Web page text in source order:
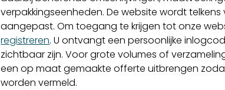
verpakkingseenheden. De website wordt
aangepast. Om toegang te krijgen tot onze
registreren. U ontvangt een persoonlijke
zichtbaar zijn. Voor grote volumes of
een op maat gemaakte offerte uitbrengen
worden vermeld.